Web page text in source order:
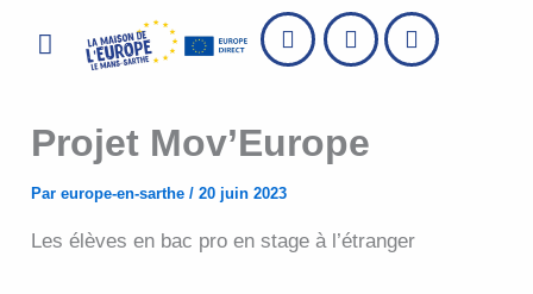
Menu
Projet Mov’Europe
Pareurope-en-sarthe/20 juin 2023
Les élèves en bac pro en stage à l’étranger